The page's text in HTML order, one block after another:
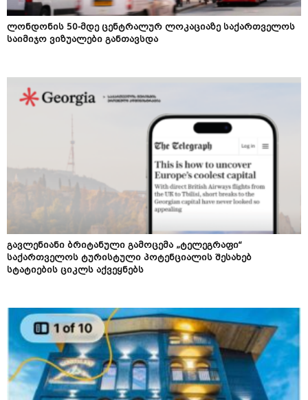
ლონდონის 50-მდე ცენტრალურ ლოკაციაზე საქართველოს
საიმიჯო ვიზუალები განთავსდა
გავლენიანი ბრიტანული გამოცემა „ტელეგრაფი“
საქართველოს ტურისტული პოტენციალის შესახებ
სტატიების ციკლს აქვეყნებს